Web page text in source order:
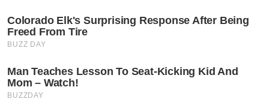
Colorado Elk's Surprising Response After Being
Freed From Tire
BUZZ DAY
Man Teaches Lesson To Seat-Kicking Kid And
Mom – Watch!
BUZZDAY